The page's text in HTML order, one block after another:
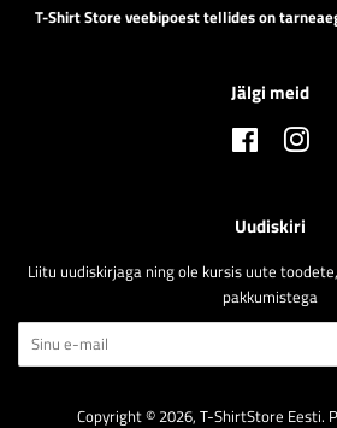
T-Shirt Store veebipoest tellides on
Jälgi meid
Facebook
Uudiskiri
Liitu uudiskirjaga ning ole kursis uute
pakkumistega
Copyright © 2026, T-ShirtStore Eesti.